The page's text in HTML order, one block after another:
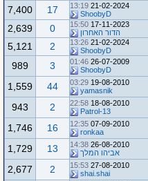
21-02-2024
13:19
ShoobyD
17
7,400
17-11-2023
15:50
הדור האחרון
0
2,639
21-02-2024
13:26
ShoobyD
2
5,121
26-07-2009
01:46
ShoobyD
3
989
19-08-2010
03:29
yamasnik
44
1,559
18-08-2010
22:58
Patrol-13
2
943
07-09-2010
12:35
ronkaa
16
1,746
26-08-2010
14:38
אביהו המלך
13
1,729
27-08-2010
15:53
shai.shai
2
2,677